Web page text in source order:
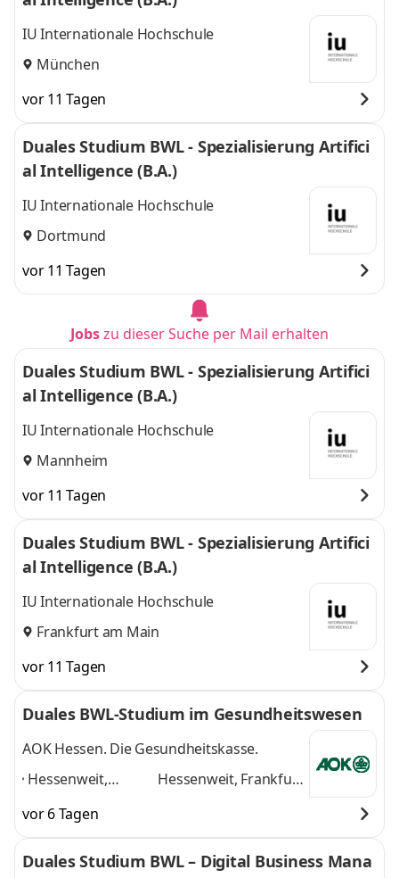
IU Internationale Hochschule
München
vor 11 Tagen
Duales Studium BWL - Spezialisierung Artifici
al Intelligence (B.A.)
IU Internationale Hochschule
Dortmund
vor 11 Tagen
Jobszu dieser Suche per Mail erhalten
Duales Studium BWL - Spezialisierung Artifici
al Intelligence (B.A.)
IU Internationale Hochschule
Mannheim
vor 11 Tagen
Duales Studium BWL - Spezialisierung Artifici
al Intelligence (B.A.)
IU Internationale Hochschule
Frankfurt am Main
vor 11 Tagen
Duales BWL-Studium im Gesundheitswesen
AOK Hessen. Die Gesundheitskasse.
Hessenweit,
Darmstadt, Kassel,
Gießen, Dieburg,
Hanau, Wiesbaden,
Hessenweit, Frankfurt
Dieburg, Hanau,
Wiesbaden, Marburg
vor 6 Tagen
Duales Studium BWL – Digital Business Mana